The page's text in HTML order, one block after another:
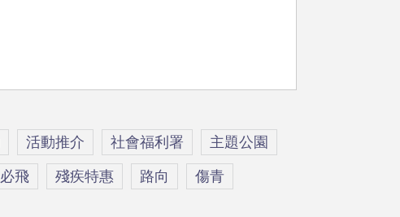
活動推介 社會福利署 主題公園
必飛 殘疾特惠 路向 傷青